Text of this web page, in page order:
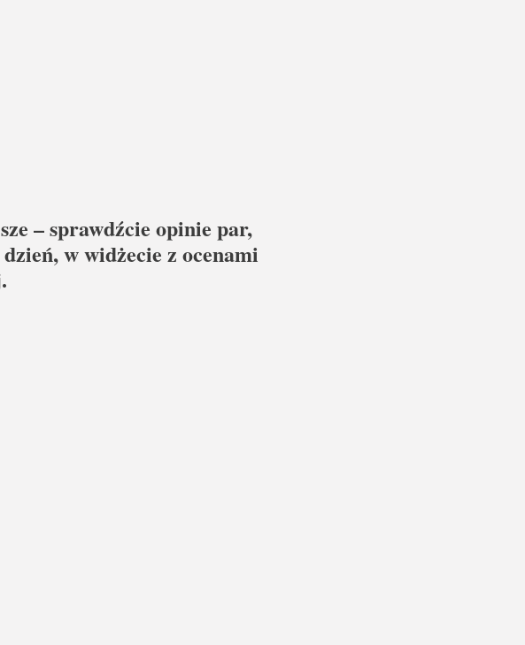
–sprawdźcie opinie par,
w widżecie z ocenami